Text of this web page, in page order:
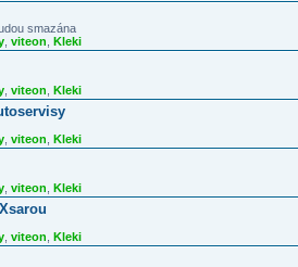
smazána
viteon Kleki
viteon Kleki
viteon Kleki
viteon Kleki
viteon Kleki